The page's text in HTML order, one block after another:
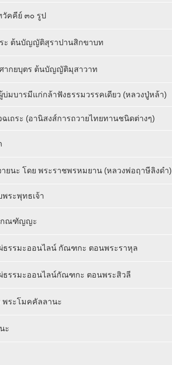
คคีย์ ๓๐ รูป
ะ ต้นบัญญัติสุราปานสิกขาบท
ากยบุตร ต้นบัญญัติมุสาวาท
บ่มบารมีแก่กล้าฟังธรรมวรรคเดียว (หลวงปู่หล้า)
เถระ (อานิสงส์การถวายไทยทานชนิดต่างๆ)
ยนะ โดย พระราชพรหมยาน (หลวงพ่อฤาษีลิงดำ)
ระพุทธเจ้า
กณฑัญญะ
ธรรมะออนไลน์ กัณฑกะ ตอนพระราหุล
ธรรมะออนไลน์กัณฑกะ ตอนพระสิวลี
พระโมคคัลลานะ
ะ